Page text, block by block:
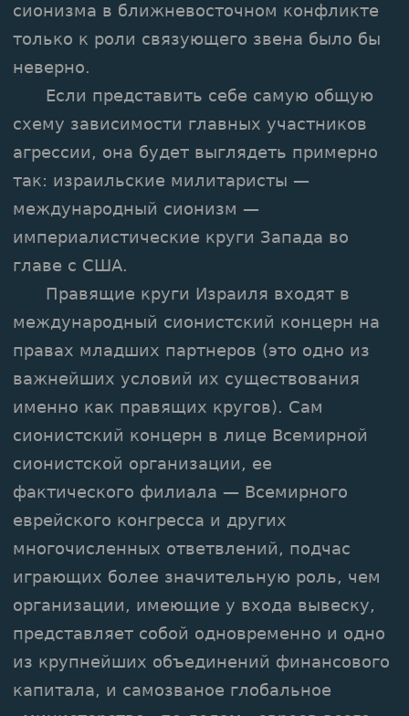
сионизма в ближневосточном конфликте
только к роли связующего звена было бы
неверно.
Если представить себе самую общую
схему зависимости главных участников
агрессии, она будет выглядеть примерно
так: израильские милитаристы —
международный сионизм —
империалистические круги Запада во
главе с США.
Правящие круги Израиля входят в
международный сионистский концерн на
правах младших партнеров (это одно из
важнейших условий их существования
именно как правящих кругов). Сам
сионистский концерн в лице Всемирной
сионистской организации, ее
фактического филиала — Всемирного
еврейского конгресса и других
многочисленных ответвлений, подчас
играющих более значительную роль, чем
организации, имеющие у входа вывеску,
представляет собой одновременно и одно
из крупнейших объединений финансового
капитала, и самозваное глобальное